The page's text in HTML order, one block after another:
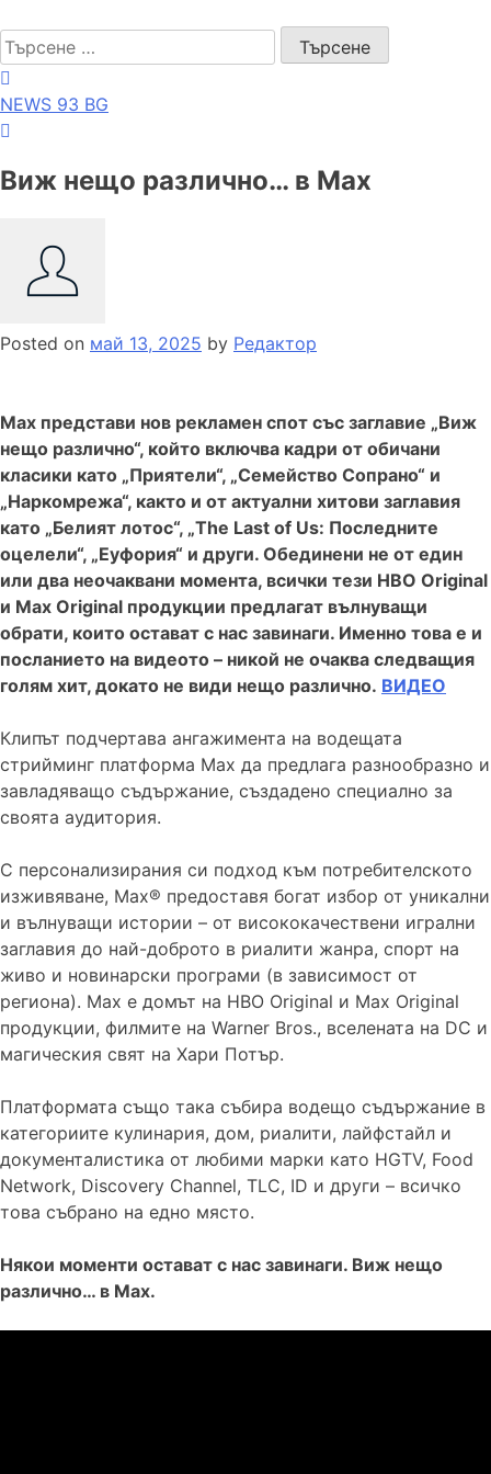
to
content
Търсене
за:
NEWS 93 BG
Виж нещо различно… в Max
Posted on май 13, 2025 by Редактор
Max представи нов рекламен спот със заглавие „Виж
нещо различно“, който включва кадри от обичани
класики като „Приятели“, „Семейство Сопрано“ и
„Наркомрежа“, както и от актуални хитови заглавия
като „Белият лотос“, „The Last of Us: Последните
оцелели“, „Еуфория“ и други. Обединени не от един
или два неочаквани момента, всички тези HBO Original
и Max Original продукции предлагат вълнуващи
обрати, които остават с нас завинаги. Именно това е и
посланието на видеото – никой не очаква следващия
голям хит, докато не види нещо различно. ВИДЕО
Клипът подчертава ангажимента на водещата
стрийминг платформа Max да предлага разнообразно и
завладяващо съдържание, създадено специално за
своята аудитория.
С персонализирания си подход към потребителското
изживяване, Max® предоставя богат избор от уникални
и вълнуващи истории – от висококачествени игрални
заглавия до най-доброто в риалити жанра, спорт на
живо и новинарски програми (в зависимост от
региона). Max е домът на HBO Original и Max Original
продукции, филмите на Warner Bros., вселената на DC и
магическия свят на Хари Потър.
Платформата също така събира водещо съдържание в
категориите кулинария, дом, риалити, лайфстайл и
документалистика от любими марки като HGTV, Food
Network, Discovery Channel, TLC, ID и други – всичко
това събрано на едно място.
Някои моменти остават с нас завинаги. Виж нещо
различно… в Max.